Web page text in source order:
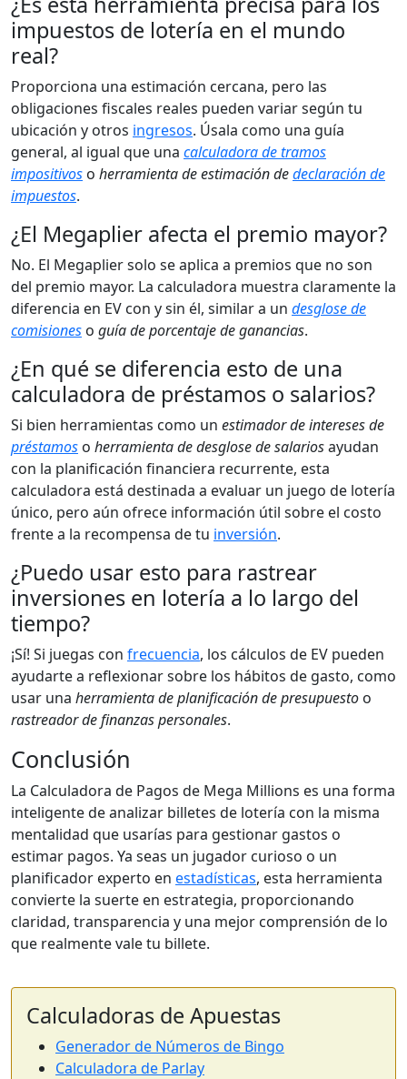
impuestos de lotería en el mundo
real?
Proporciona una estimación cercana, pero las
obligaciones fiscales reales pueden variar según tu
ubicación y otros ingresos. Úsala como una guía
general, al igual que una calculadora de tramos
impositivos o herramienta de estimación dedeclaración de
impuestos.
¿El Megaplier afecta el premio mayor?
No. El Megaplier solo se aplica a premios que no son
del premio mayor. La calculadora muestra claramente la
diferencia en EV con y sin él, similar a un desglose de
comisiones o guía de porcentaje de ganancias.
¿En qué se diferencia esto de una
calculadora de préstamos o salarios?
Si bien herramientas como un estimador de intereses de
préstamos o herramienta de desglose de salariosayudan
con la planificación financiera recurrente, esta
calculadora está destinada a evaluar un juego de lotería
único, pero aún ofrece información útil sobre el costo
frente a la recompensa de tu inversión.
¿Puedo usar esto para rastrear
inversiones en lotería a lo largo del
tiempo?
¡Sí! Si juegas con frecuencia, los cálculos de EV pueden
ayudarte a reflexionar sobre los hábitos de gasto, como
usar una herramienta de planificación de presupuesto o
rastreador de finanzas personales.
Conclusión
La Calculadora de Pagos de Mega Millions es una forma
inteligente de analizar billetes de lotería con la misma
mentalidad que usarías para gestionar gastos o
estimar pagos. Ya seas un jugador curioso o un
planificador experto en estadísticas, esta herramienta
convierte la suerte en estrategia, proporcionando
claridad, transparencia y una mejor comprensión de lo
que realmente vale tu billete.
Calculadoras de Apuestas
Generador de Números de Bingo
Calculadora de Parlay